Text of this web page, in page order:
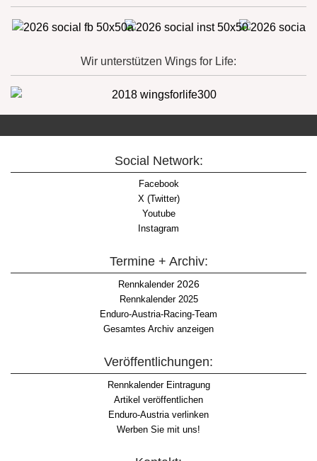
Wir unterstützen Wings for Life:
Social Network:
Facebook
X (Twitter)
Youtube
Instagram
Termine + Archiv:
Rennkalender2026
Rennkalender 2025
Enduro-Austria-Racing-Team
Gesamtes Archiv anzeigen
Veröffentlichungen:
Rennkalender Eintragung
Artikel veröffentlichen
Enduro-Austria verlinken
Werben Sie mit uns!